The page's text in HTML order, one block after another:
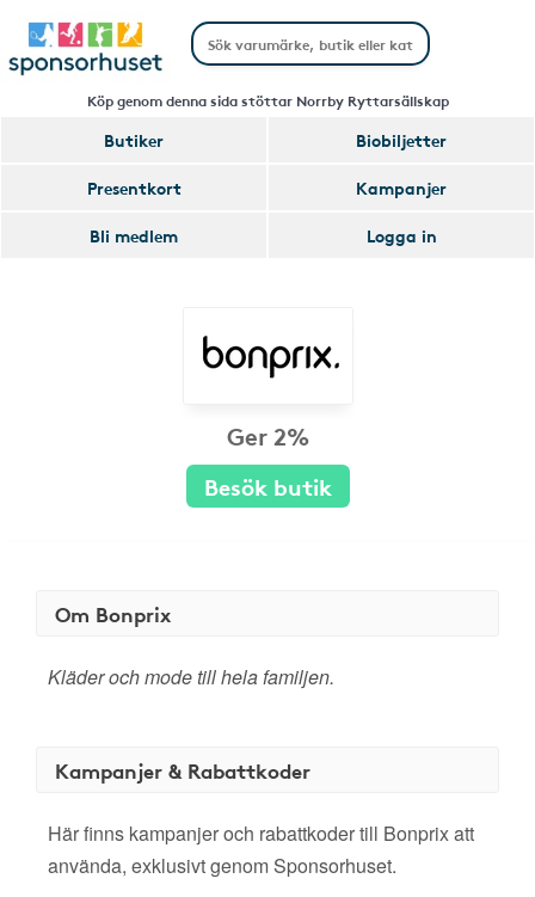
Köp genom denna sida stöttar Norrby Ryttarsällskap
Butiker
Biobiljetter
Presentkort
Kampanjer
Bli medlem
Logga in
Ger 2%
Besök butik
Om Bonprix
Kläder och mode till hela familjen.
Kampanjer & Rabattkoder
Här finns kampanjer och rabattkoder till Bonprix att
använda, exklusivt genom Sponsorhuset.